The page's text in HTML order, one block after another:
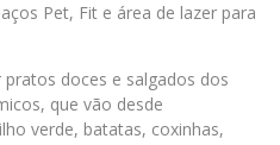
Pet, Fit e área de lazer para
doces e salgados dos
que vão desde
verde, batatas, coxinhas,